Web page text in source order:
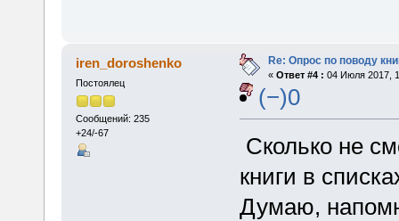
iren_doroshenko
Постоялец
Сообщений: 235
+24/-67
Re: Опрос по поводу
« Ответ #4 : 04 Июля 2017,
(−)0
Сколько не
книги в
Думаю,